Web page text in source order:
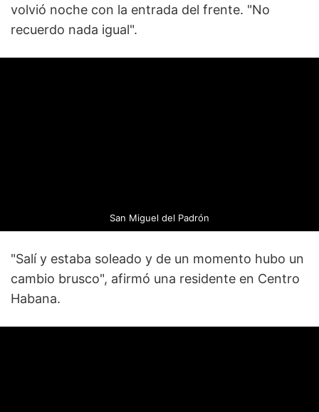
volvió noche con la entrada del frente. "No
recuerdo nada igual".
San Miguel del Padrón
"Salí y estaba soleado y de un momento hubo un
cambio brusco", afirmó una residente en Centro
Habana.